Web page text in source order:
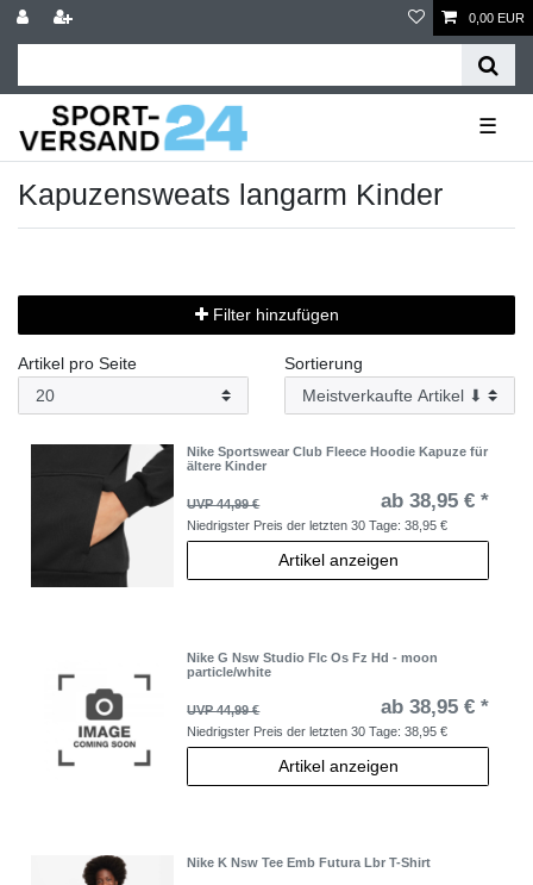
0,00 EUR
☰
Kapuzensweats langarm Kinder
Filter hinzufügen
Artikel pro Seite Sortierung
Nike Sportswear Club Fleece Hoodie Kapuze für
ältere Kinder
UVP 44,99 € ab 38,95 € *
Niedrigster Preis der letzten 30 Tage:38,95 €
Artikel anzeigen
Nike G Nsw Studio Flc Os Fz Hd - moon
particle/white
UVP 44,99 € ab 38,95 € *
Niedrigster Preis der letzten 30 Tage:38,95 €
Artikel anzeigen
Nike K Nsw Tee Emb Futura Lbr T-Shirt